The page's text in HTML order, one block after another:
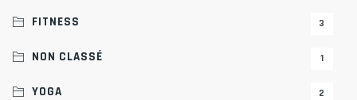
FITNESS 3
NON CLASSÉ 1
YOGA 2